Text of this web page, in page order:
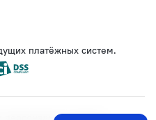
платёжных систем.
персональных данных